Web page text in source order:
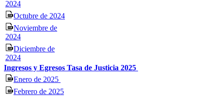
2024
Octubre de 2024
Noviembre de
2024
Diciembre de
2024
Ingresos y Egresos Tasa de Justicia 2025
Enero de 2025
Febrero de 2025